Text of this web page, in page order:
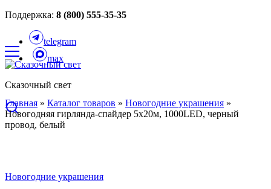
Поддержка: 8 (800) 555-35-35
telegram
max
Сказочный свет
Главная » Каталог товаров » Новогодние украшения »
Новогодняя гирлянда-спайдер 5х20м, 1000LED, черный
провод, белый
Новогодние украшения